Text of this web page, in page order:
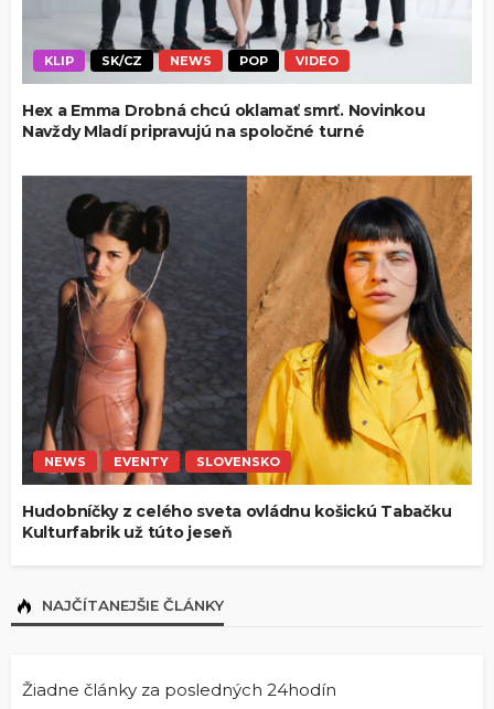
KLIP SK/CZ NEWS POP VIDEO
Hex a Emma Drobná chcú oklamať smrť. Novinkou
Navždy Mladí pripravujú na spoločné turné
NEWS EVENTY SLOVENSKO
Hudobníčky z celého sveta ovládnu košickú Tabačku
Kulturfabrik už túto jeseň
NAJČÍTANEJŠIE ČLÁNKY
Žiadne články za posledných 24hodín